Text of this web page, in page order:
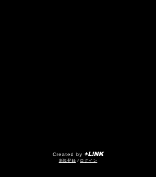
Created by +L!NK
​新規登録 / ログイン